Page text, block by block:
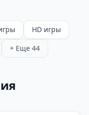
HD игры
+ Еще 44